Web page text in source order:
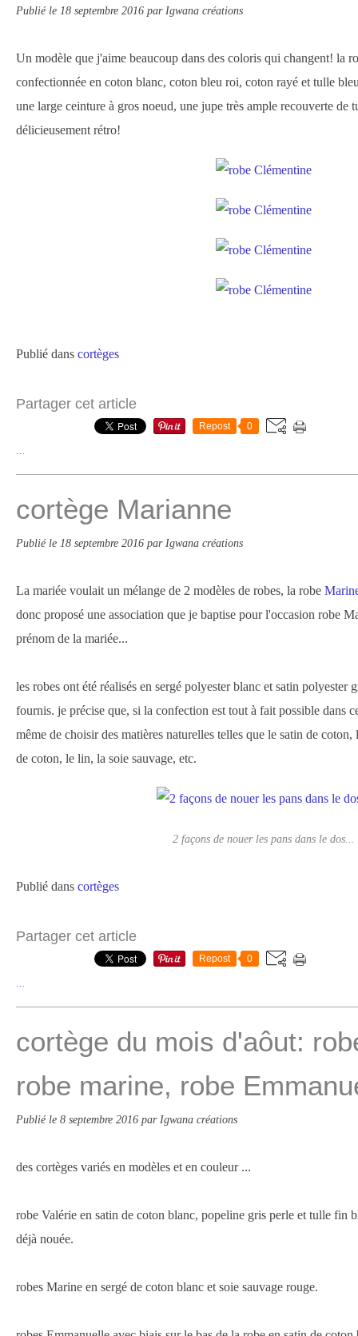
Publié le 18 septembre 2016 par Igwana créations
Un modèle que j'aime beaucoup dans des coloris qui changent! la
confectionnée en coton blanc, coton bleu roi, coton rayé et tulle
une large ceinture à gros noeud, une jupe très ample recouverte de
délicieusement rétro!
Publié dans cortèges
Partager cet article
Repost 0
cortège Marianne
Publié le 18 septembre 2016 par Igwana créations
La mariée voulait un mélange de 2 modèles de robes, la robe
donc proposé une association que je baptise pour l'occasion robe
prénom de la mariée...
les robes ont été réalisés en sergé polyester blanc et satin polyester
fournis. je précise que, si la confection est tout à fait possible dans
même de choisir des matières naturelles telles que le satin de
de coton, le lin, la soie sauvage, etc.
2 façons de nouer les pans dans le dos...
Publié dans cortèges
Partager cet article
Repost 0
cortège du mois d'aôut:
robe marine, robe
Publié le 8 septembre 2016 par Igwana créations
des cortèges variés en modèles et en couleur ...
robe Valérie en satin de coton blanc, popeline gris perle et tulle fin
déjà nouée.
robes Marine en sergé de coton blanc et soie sauvage rouge.